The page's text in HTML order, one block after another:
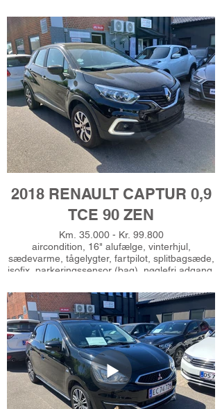
musikstreaming via bluetooth, android auto,
apple carplay, sd kortlæser, usb-a tilslutning, 4x
el-ruder, el-sidespejle m/varme, fjernb.
centrallås, kørecomputer, bagagerumsdækken,
dobbelt bagagerumsbund, splitbagsæde,
automatisk nødassistent, automatisk
nødbremsesystem, blindvinkelsassistent, esp,
vognbaneassistent, automatisk lys,
dæktryksmåler, isofix, automatisk start/stop,
tagræling, multifunktionsrat, læderrat,
højdejust. forsæder, led kørelys, 6 airbags, udv.
temp. måler, Gerne finansiering, Ring for
prøvekørsel - Tlf. 51625485
2018 RENAULT CAPTUR 0,9
TCE 90 ZEN
Km. 35.000 - Kr. 99.800
aircondition, 16" alufælge, vinterhjul,
sædevarme, tågelygter, fartpilot, splitbagsæde,
isofix, parkeringssensor (bag), nøglefri adgang,
sidespejle, led kørelys, kørecomputer,
bagagerumsdækken, dobbelt
bagagerumsbund, højdejust. førersæde, dab
radio, navigation, håndfrit til mobil,
musikstreaming via bluetooth, usb-a tilslutning,
aux tilslutning, 6 airbags, esp, multifunktionsrat,
læderrat, skyde bagsæde, 1 ejer, Gerne
finansiering, Ring for prøvekørsel - Tlf
51625485.